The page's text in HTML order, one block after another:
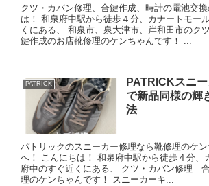
クツ・カバン修理、合鍵作成、時計の電池交
は！ 和泉府中駅から徒歩４分、カナートモー
くにある、 和泉市、泉大津市、岸和田市の
鍵作成のお店靴修理のケンちゃんです！ ...
PATRICK
PATRICKスニ
で新品同様の輝
法
パトリックのスニーカー修理なら靴修理のケ
へ！ こんにちは！ 和泉府中駅から徒歩４分、
府中のすぐ近くにある、 クツ・カバン修理
理のケンちゃんです！ スニーカーキ...